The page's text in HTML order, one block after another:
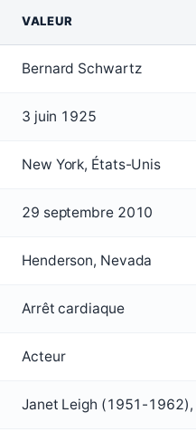
VALEUR
Bernard Schwartz
3 juin 1925
New York, États-Unis
29 septembre 2010
Henderson, Nevada
Arrêt cardiaque
Acteur
Janet Leigh (1951-